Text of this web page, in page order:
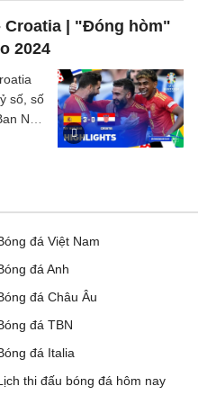
Croatia | "Đóng hòm"
2024
số, số
Nha
đá Việt Nam
đá Anh
đá Châu Âu
đá TBN
đá Italia
thi đấu bóng đá hôm nay